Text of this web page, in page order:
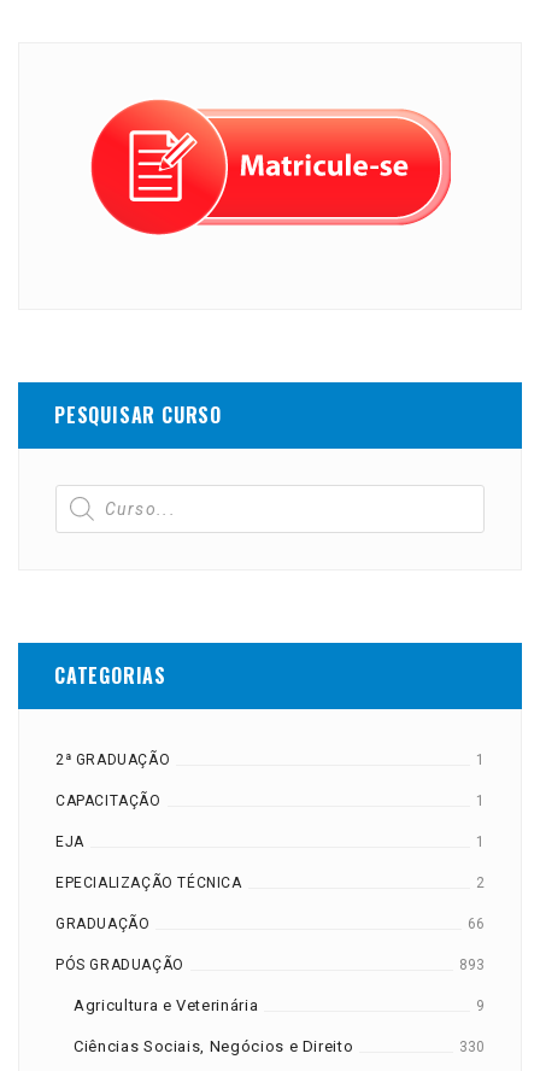
PESQUISAR CURSO
CATEGORIAS
2ª GRADUAÇÃO 1
CAPACITAÇÃO 1
EJA 1
EPECIALIZAÇÃO TÉCNICA 2
GRADUAÇÃO 66
PÓS GRADUAÇÃO 893
Agricultura e Veterinária 9
Ciências Sociais, Negócios e Direito 330